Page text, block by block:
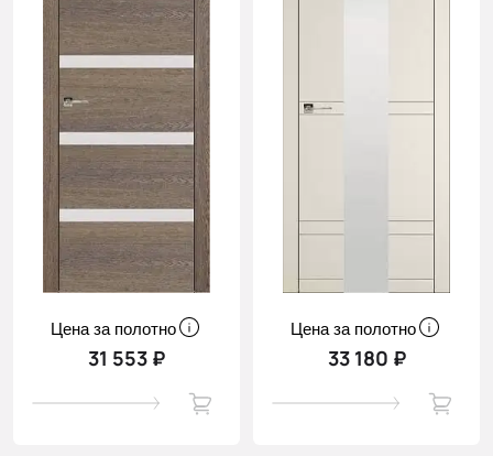
Цена за полотно
31 553 ₽
Цена за полотно
33 180 ₽